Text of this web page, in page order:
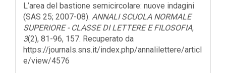
L’area del bastione semicircolare: nuove indagini
(SAS 25; 2007-08). ANNALI SCUOLA NORMALE
SUPERIORE - CLASSE DI LETTERE E FILOSOFIA,
3(2), 81-96, 157. Recuperato da
https://journals.sns.it/index.php/annalilettere/articl
e/view/4576